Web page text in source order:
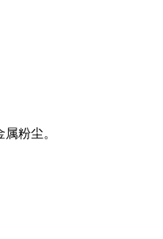
粉尘。